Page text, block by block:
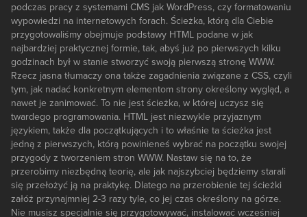
podczas pracy z systemami CMS jak WordPress, czy formatowaniu
wypowiedzi na internetowych forach. Ścieżka, którą dla Ciebie
przygotowaliśmy obejmuje podstawy HTML podane w jak
najbardziej praktycznej formie, tak, abyś już po pierwszych kilku
godzinach był w stanie stworzyć swoją pierwszą stronę WWW.
Rzecz jasna tłumaczy ona także zagadnienia związane z CSS, czyli
tym, jak nadać konkretnym elementom strony określony wygląd, a
nawet je zanimować. To nie jest ścieżka, w której uczysz się
twardego programowania. HTML jest niezwykle przyjaznym
językiem, także dla początkujących i to właśnie ta ścieżka jest
jedną z pierwszych, którą powinieneś wybrać na początku swojej
przygody z tworzeniem stron WWW. Nastaw się na to, że
przerobimy niezbędną teorię, ale jak najszybciej będziemy starali
się przełożyć ją na praktykę. Dlatego na przerobienie tej ścieżki
załóż przynajmniej 2-3 razy tyle, co jej czas określony na górze.
Nie musisz specjalnie się przygotowywać, instalować wcześniej